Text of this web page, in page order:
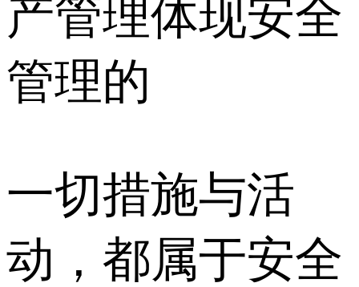
产管理体现安全
管理的
一切措施与活
动，都属于安全